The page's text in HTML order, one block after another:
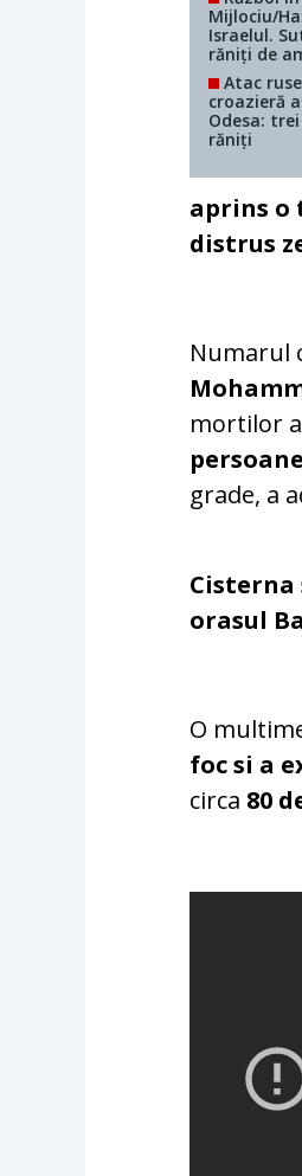
Mijlociu/
Israelul.
răniți de
Atac
croazieră
Odesa:
răniți
aprins o
distrus
Numarul
mortilor
grade, a
Cisterna
orasul
O
foc si a
circa 80